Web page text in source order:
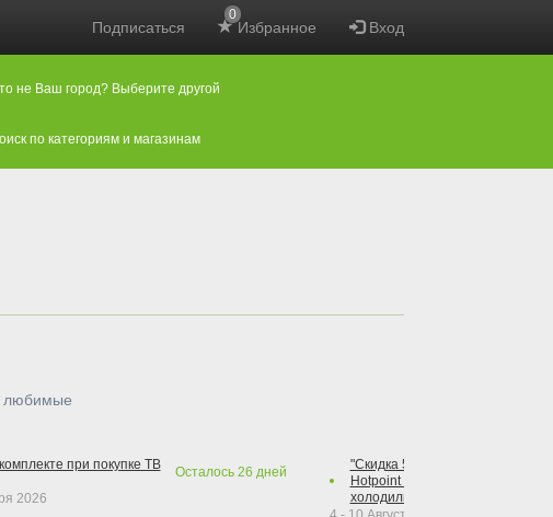
Подписаться Избранное
0
Вход
не Ваш город? Выберите другой
по категориям и магазинам
любимые
при покупке ТВ
Осталось 26 дней
2026
"Скидка 50% на варочную
Hotpoint при покупке духового
холодильника Hotpoint!"